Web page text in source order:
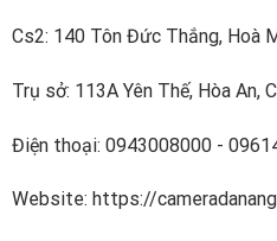
Cs2: 140 Tôn Đức Thắng, Hoà
Trụ sở: 113A Yên Thế, Hòa An,
Điện thoại: 0943008000 -
Website: https://